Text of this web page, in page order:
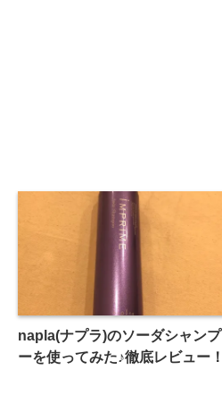
napla(ナプラ)のソーダシャンプ
ーを使ってみた♪徹底レビュー！